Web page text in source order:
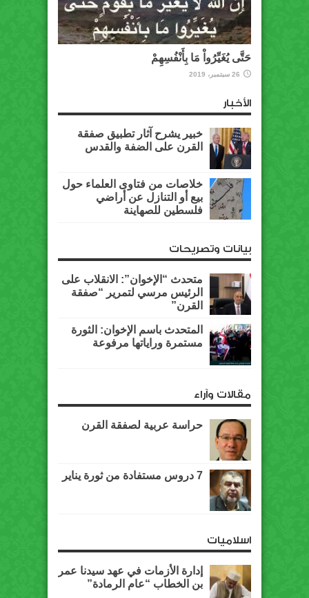
حَتَّى يُغَيِّرُواْ مَا بِأَنْفُسِهِمْ
26 سبتمبر، 2019
الأخبار
خبير يشرح آثار تطبيق صفقة
القرن على الضفة والقدس
خلاصات من فتاوى العلماء حول
بيع أو التنازل عن أراضي
فلسطين للصهاينة
بيانات وتصريحات
متحدث “الإخوان”: الانقلاب على
الرئيس مرسي لتمرير “صفقة
القرن”
المتحدث باسم الإخوان: الثورة
مستمرة وراياتها مرفوعة
مقالات وآراء
حراسة عربية لصفقة القرن
7 دروس مستفادة من ثورة يناير
اسلاميات
إدارة الأزمات في عهد سيدنا عمر
بن الخطاب “عام الرمادة”